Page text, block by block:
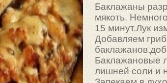
Баклажаны
мякоть.
15 минут.Лук
Добавляем
Баклажановые
лишней соли и